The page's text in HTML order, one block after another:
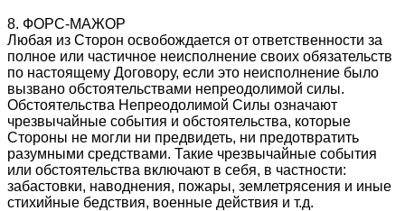
8. ФОРС-МАЖОР
Любая из Сторон освобождается от ответственности за
полное или частичное неисполнение своих обязательств
по настоящему Договору, если это неисполнение было
вызвано обстоятельствами непреодолимой силы.
Обстоятельства Непреодолимой Силы означают
чрезвычайные события и обстоятельства, которые
Стороны не могли ни предвидеть, ни предотвратить
разумными средствами. Такие чрезвычайные события
или обстоятельства включают в себя, в частности:
забастовки, наводнения, пожары, землетрясения и иные
стихийные бедствия, военные действия и т.д.